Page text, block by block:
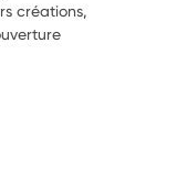
créations,